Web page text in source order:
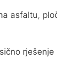
asfaltu,